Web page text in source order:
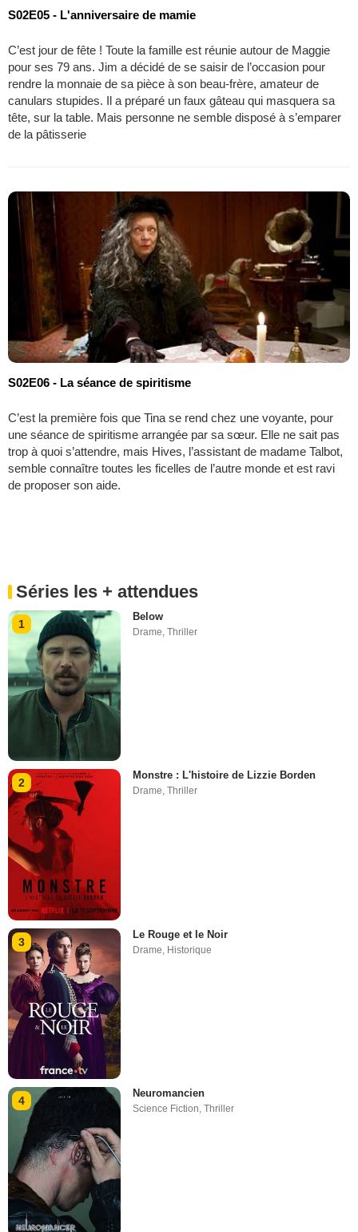
S02E05 - L'anniversaire de mamie
C’est jour de fête ! Toute la famille est réunie autour de Maggie
pour ses 79 ans. Jim a décidé de se saisir de l’occasion pour
rendre la monnaie de sa pièce à son beau-frère, amateur de
canulars stupides. Il a préparé un faux gâteau qui masquera sa
tête, sur la table. Mais personne ne semble disposé à s’emparer
de la pâtisserie
S02E06 - La séance de spiritisme
C’est la première fois que Tina se rend chez une voyante, pour
une séance de spiritisme arrangée par sa sœur. Elle ne sait pas
trop à quoi s’attendre, mais Hives, l’assistant de madame Talbot,
semble connaître toutes les ficelles de l’autre monde et est ravi
de proposer son aide.
Séries les + attendues
1
Below
Drame,Thriller
2
Monstre : L'histoire de Lizzie Borden
Drame,Thriller
3
Le Rouge et le Noir
Drame Historique
4
Neuromancien
Science Fiction,Thriller